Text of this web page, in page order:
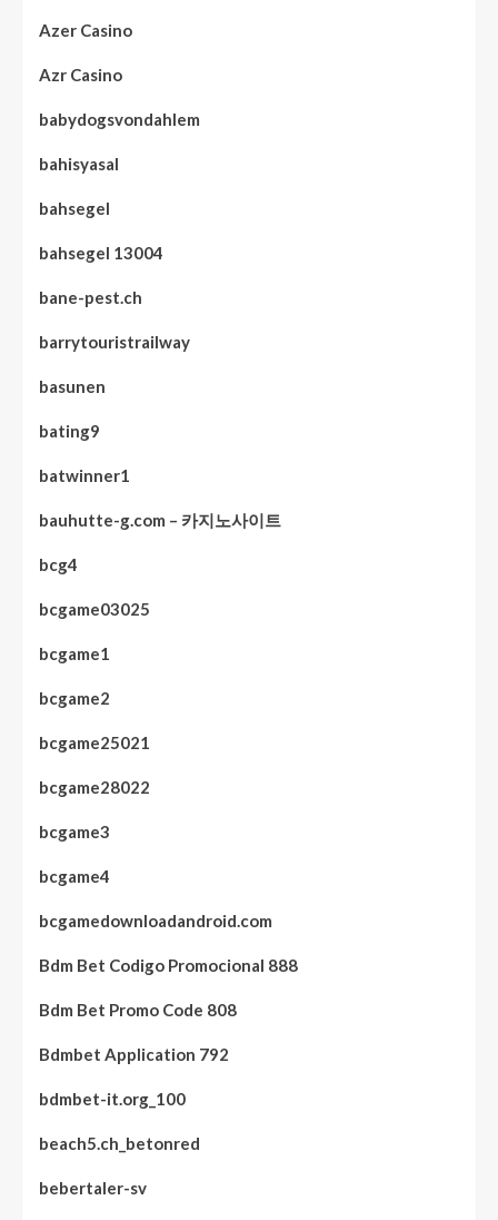
Azer Casino
Azr Casino
babydogsvondahlem
bahisyasal
bahsegel
bahsegel 13004
bane-pest.ch
barrytouristrailway
basunen
bating9
batwinner1
bauhutte-g.com – 카지노사이트
bcg4
bcgame03025
bcgame1
bcgame2
bcgame25021
bcgame28022
bcgame3
bcgame4
bcgamedownloadandroid.com
Bdm Bet Codigo Promocional 888
Bdm Bet Promo Code 808
Bdmbet Application 792
bdmbet-it.org_100
beach5.ch_betonred
bebertaler-sv